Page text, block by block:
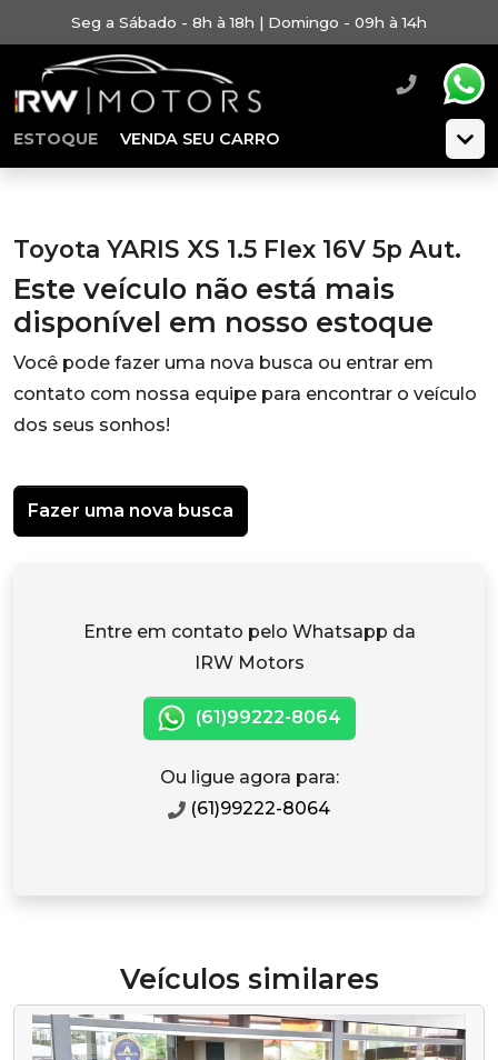
Seg a Sábado - 8h à 18h | Domingo - 09h à 14h
ESTOQUE VENDA SEU CARRO
Toyota YARIS XS 1.5 Flex 16V 5p Aut.
Este veículo não está mais
disponível em nosso estoque
Você pode fazer uma nova busca ou entrar em
contato com nossa equipe para encontrar o veículo
dos seus sonhos!
Fazer uma nova busca
Entre em contato pelo Whatsapp da
IRW Motors
(61)99222-8064
Ou ligue agora para:
(61)99222-8064
Veículos similares